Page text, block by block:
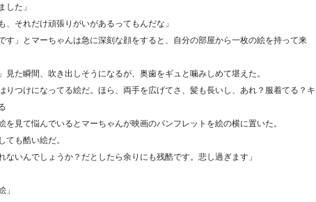
した」
、それだけ頑張りがいがあるってもんだな」
す」とマーちゃんは急に深刻な顔をすると、自分の部屋から一枚の絵を持って来
見た瞬間、吹き出しそうになるが、奥歯をギュと噛みしめて堪えた。
りつけになってる絵だ。ほら、両手を広げてさ、髪も長いし、あれ？服着てる？キ
見て悩んでいるとマーちゃんが映画のパンフレットを絵の横に置いた。
ても酷い絵だ。
ないんでしょうか？だとしたら余りにも残酷です。悲し過ぎます」
」